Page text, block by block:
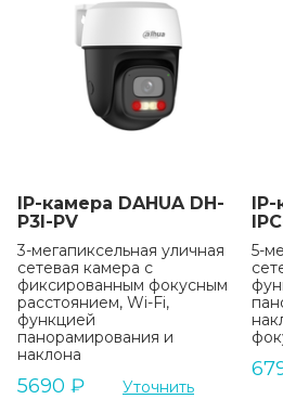
IP-камера DAHUA DH-
P3I-PV
3-мегапиксельная уличная
сетевая камера с
фиксированным фокусным
расстоянием, Wi-Fi,
функцией
панорамирования и
наклона
5690 ₽ Уточнить
IP-
5-